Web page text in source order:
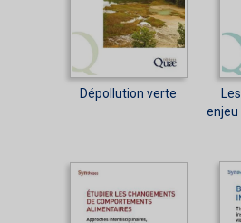
Dépollution verte
enjeu